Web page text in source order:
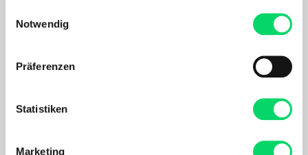
Trigger Symbol ändern oder widerrufen
Informationen über Ihre geografische Lage
können
bestimmten Merkmalen (Fingerprinting) identifizieren
Notwendig
Präferenzen
Statistiken
Marketing
Wir rufen dich an und beraten dich gerne.
BESCHREIBUNG
Das Cormac Crew SS M von Arc'teryx ist ein vielseitiges
Trailrunning und Wandern entwickelt wurde. Das leichte